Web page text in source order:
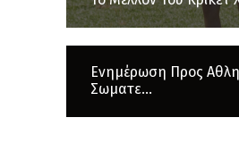
Ενημέρωση Προς
Σωματε...